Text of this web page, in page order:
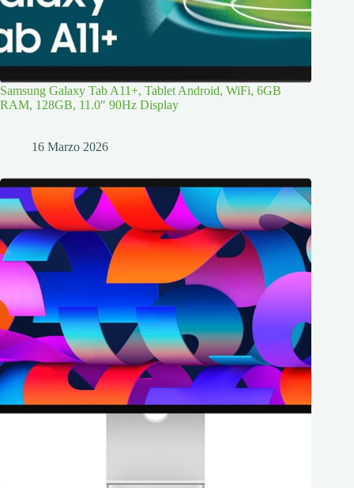
Samsung Galaxy Tab A11+, Tablet Android, WiFi, 6GB
RAM, 128GB, 11.0″ 90Hz Display
16 Marzo 2026